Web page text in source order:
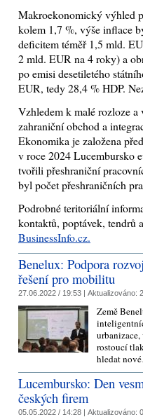
Makroekonomický výhled
kolem 1,7 %, výše inflace
deficitem téměř 1,5 mld.
2 mld. EUR na 4 roky) a
po emisi desetiletého
EUR, tedy 28,4 % HDP.
Vzhledem k malé rozloze
zahraniční obchod a
Ekonomika je založena
v roce 2024 Lucembursko
tvořili přeshraniční
byl počet přeshraničních
Podrobné teritoriální
kontaktů, poptávek, tendrů
BusinessInfo.cz.
Benelux: Podpora
řešení pro mobilitu
27.06.2022 / 19:53 | Aktualizováno:
Země
rostoucí
hledat
Lucembursko: Den
českých firem
05.05.2022 / 14:28 | Aktualizováno: